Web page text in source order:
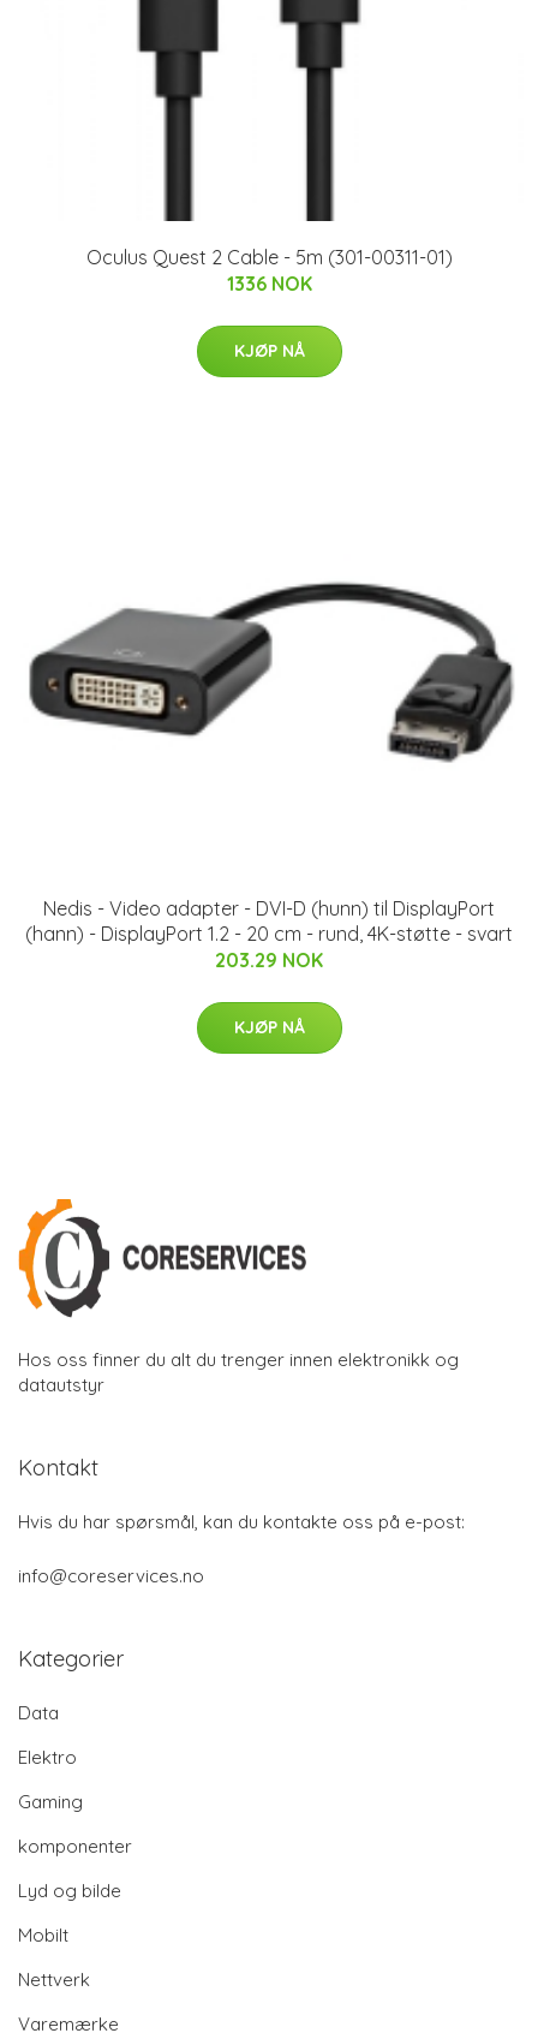
Oculus Quest 2 Cable - 5m (301-00311-01)
1336 NOK
KJØP NÅ
Nedis - Video adapter - DVI-D (hunn) til DisplayPort
(hann) - DisplayPort 1.2 - 20 cm - rund, 4K-støtte - svart
203.29 NOK
KJØP NÅ
Hos oss finner du alt du trenger innen elektronikk og
datautstyr
Kontakt
Hvis du har spørsmål, kan du kontakte oss på e-post:
info@coreservices.no
Kategorier
Data
Elektro
Gaming
komponenter
Lyd og bilde
Mobilt
Nettverk
Varemærke